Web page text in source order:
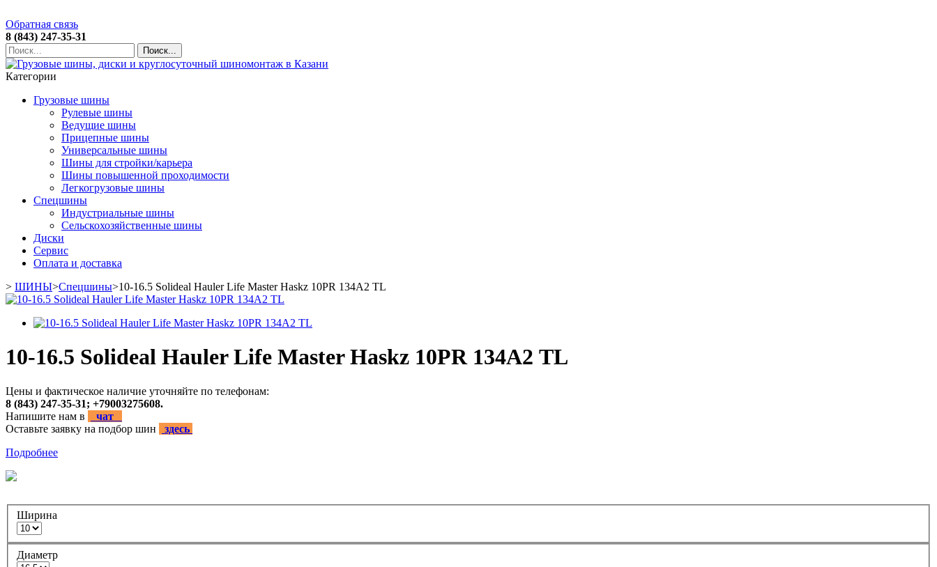
Обратная связь
8 (843) 247-35-31
Поиск...
Категории
Грузовые шины
Рулевые шины
Ведущие шины
Прицепные шины
Универсальные шины
Шины для стройки/карьера
Шины повышенной проходимости
Легкогрузовые шины
Спецшины
Индустриальные шины
Сельскохозяйственные шины
Диски
Сервис
Оплата и доставка
> ШИНЫ>Спецшины>10-16.5 Solideal Hauler Life Master Haskz 10PR 134А2 TL
10-16.5 Solideal Hauler Life Master Haskz 10PR 134А2 TL
Цены и фактическое наличие уточняйте по телефонам:
8 (843) 247-35-31; +79003275608.
Напишите нам в
чат
Оставьте заявку на подбор шин
здесь
Подробнее
Ширина
Диаметр